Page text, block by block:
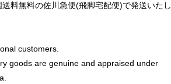
料無料の佐川急便(飛脚宅配便)で発送いたし
customers.
goods are genuine and appraised under